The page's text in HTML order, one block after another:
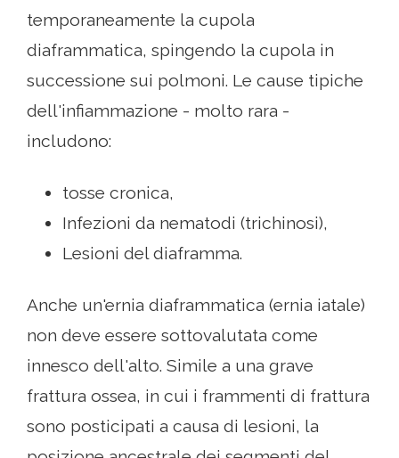
temporaneamente la cupola
diaframmatica, spingendo la cupola in
successione sui polmoni. Le cause tipiche
dell'infiammazione - molto rara -
includono:
tosse cronica,
Infezioni da nematodi (trichinosi),
Lesioni del diaframma.
Anche un'ernia diaframmatica (ernia iatale)
non deve essere sottovalutata come
innesco dell'alto. Simile a una grave
frattura ossea, in cui i frammenti di frattura
sono posticipati a causa di lesioni, la